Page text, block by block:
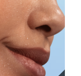
serum
device
送达日期 2026/8/13
计送达日期 2026/8/9
送达日期2026/8/10